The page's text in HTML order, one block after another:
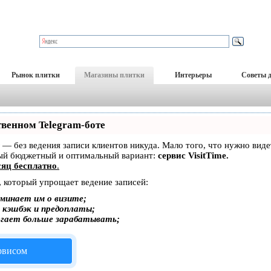
Рынок плитки Магазины плитки Интерьеры Советы
Telegram-боте
— без ведения записи клиентов никуда. Мало того, что нужно
бюджетный и оптимальный вариант: сервис VisitTime.
бесплатно.
упрощает ведение записей:
им о визите;
кэшбэк и предоплаты;
больше зарабатывать;